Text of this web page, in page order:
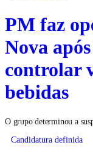
PM faz
Nova
controlar
bebidas
O grupo determinou a
Candidatura definida